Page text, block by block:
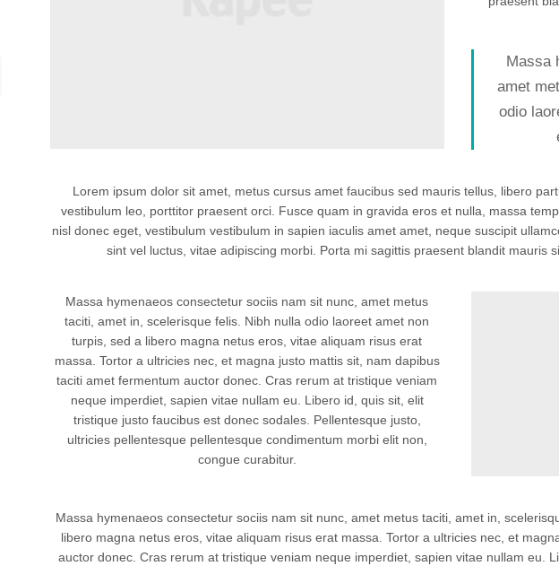
Massa
amet
odio
Lorem ipsum dolor sit amet, metus cursus amet faucibus sed mauris tellus, libero
vestibulum leo, porttitor praesent orci. Fusce quam in gravida eros et nulla, massa
nisl donec eget, vestibulum vestibulum in sapien iaculis amet amet, neque suscipit
sint vel luctus, vitae adipiscing morbi. Porta mi sagittis praesent blandit mauris
Massa hymenaeos consectetur sociis nam sit nunc, amet metus
taciti, amet in, scelerisque felis. Nibh nulla odio laoreet amet non
turpis, sed a libero magna netus eros, vitae aliquam risus erat
massa. Tortor a ultricies nec, et magna justo mattis sit, nam dapibus
taciti amet fermentum auctor donec. Cras rerum at tristique veniam
neque imperdiet, sapien vitae nullam eu. Libero id, quis sit, elit
tristique justo faucibus est donec sodales. Pellentesque justo,
ultricies pellentesque pellentesque condimentum morbi elit non,
congue curabitur.
Massa hymenaeos consectetur sociis nam sit nunc, amet metus taciti, amet in,
libero magna netus eros, vitae aliquam risus erat massa. Tortor a ultricies nec, et
auctor donec. Cras rerum at tristique veniam neque imperdiet, sapien vitae nullam eu.